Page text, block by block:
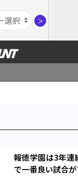
＞
報徳学園は3年連
で一番良い試合が